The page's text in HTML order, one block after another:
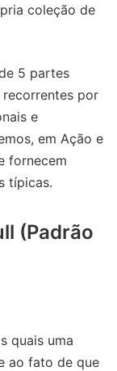
coleção de
5 partes
por
e
em Ação e
fornecem
típicas.
(Padrão
quais uma
ao fato de que